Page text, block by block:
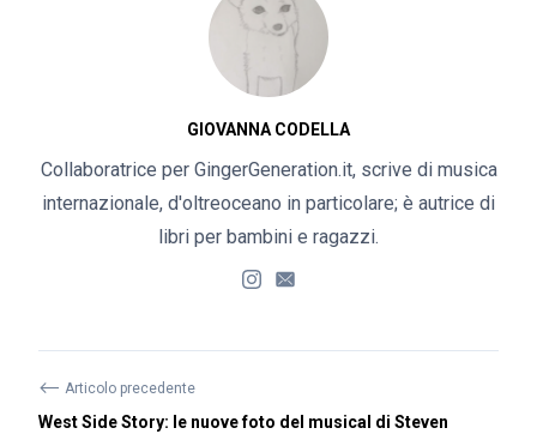
GIOVANNA CODELLA
Collaboratrice per GingerGeneration.it, scrive di musica
internazionale, d'oltreoceano in particolare; è autrice di
libri per bambini e ragazzi.
⟵ Articolo precedente
West Side Story: le nuove foto del musical di Steven